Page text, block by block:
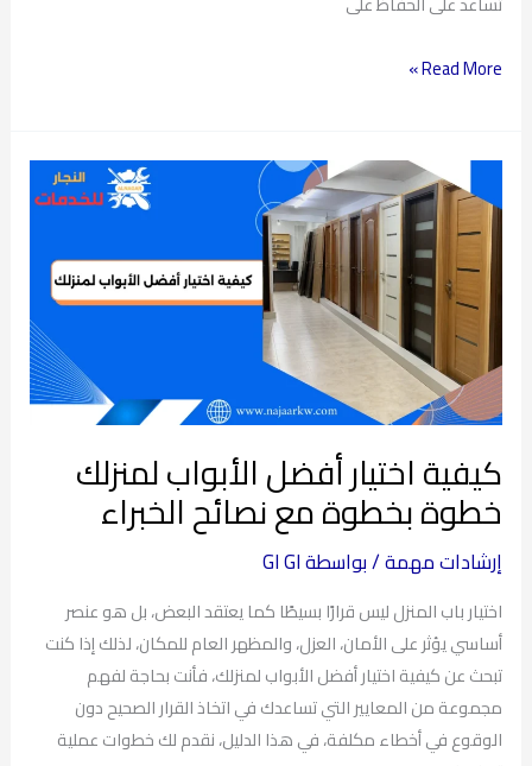
Read More »
كيفية اختيار أفضل الأبواب لمنزلك
خطوة بخطوة مع نصائح الخبراء
إرشادات مهمة/ بواسطةGI GI
اختيار باب المنزل ليس قرارًا بسيطًا كما يعتقد البعض، بل هو عنصر
أساسي يؤثر على الأمان، العزل، والمظهر العام للمكان، لذلك إذا كنت
تبحث عن كيفية اختيار أفضل الأبواب لمنزلك، فأنت بحاجة لفهم
مجموعة من المعايير التي تساعدك في اتخاذ القرار الصحيح دون
الوقوع في أخطاء مكلفة، في هذا الدليل، نقدم لك خطوات عملية
اختيار
أفضل
الأبواب
لمنزلك
خطوة
بخطوة
مع
نصائح
الخبراء